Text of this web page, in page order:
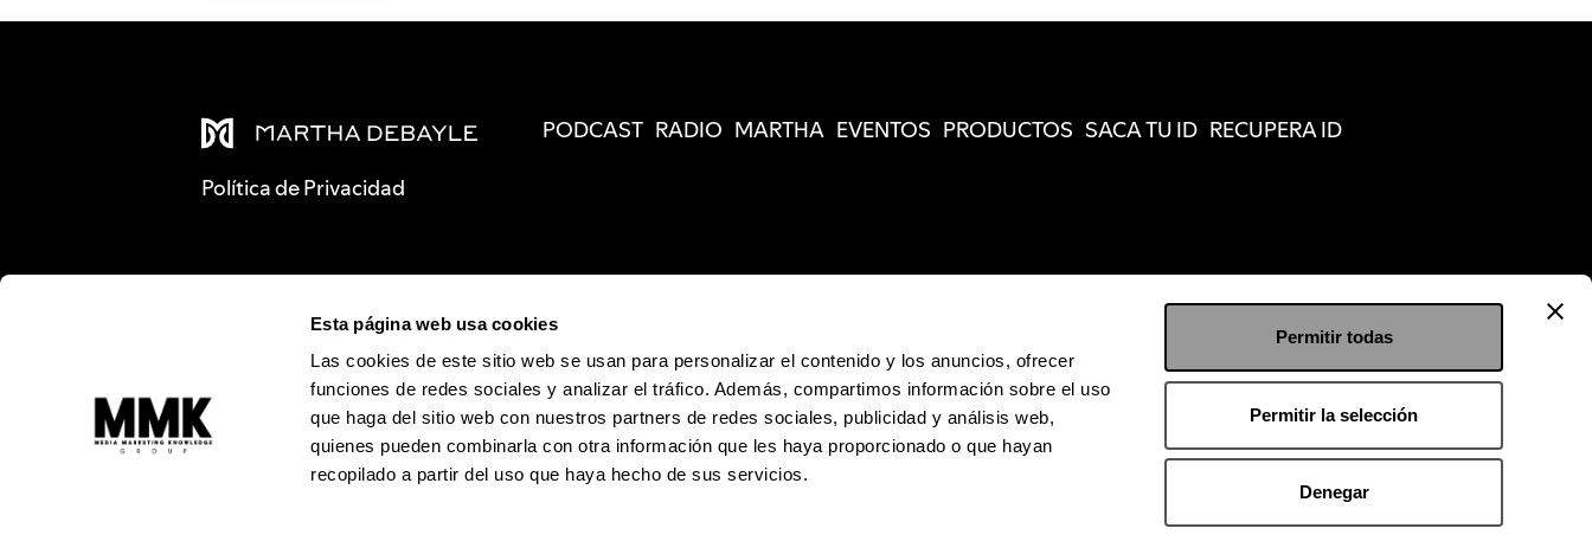
Esta página web usa cookies
Las cookies de este sitio web se usan para personalizar el contenido y los anuncios, ofrecer
funciones de redes sociales y analizar el tráfico. Además, compartimos información sobre el uso
que haga del sitio web con nuestros partners de redes sociales, publicidad y análisis web,
quienes pueden combinarla con otra información que les haya proporcionado o que hayan
recopilado a partir del uso que haya hecho de sus servicios.
Permitir todas
Permitir la selección
Denegar
Política de Privacidad
PODCAST RADIO MARTHA EVENTOS PRODUCTOS SACA TU ID RECUPERA ID